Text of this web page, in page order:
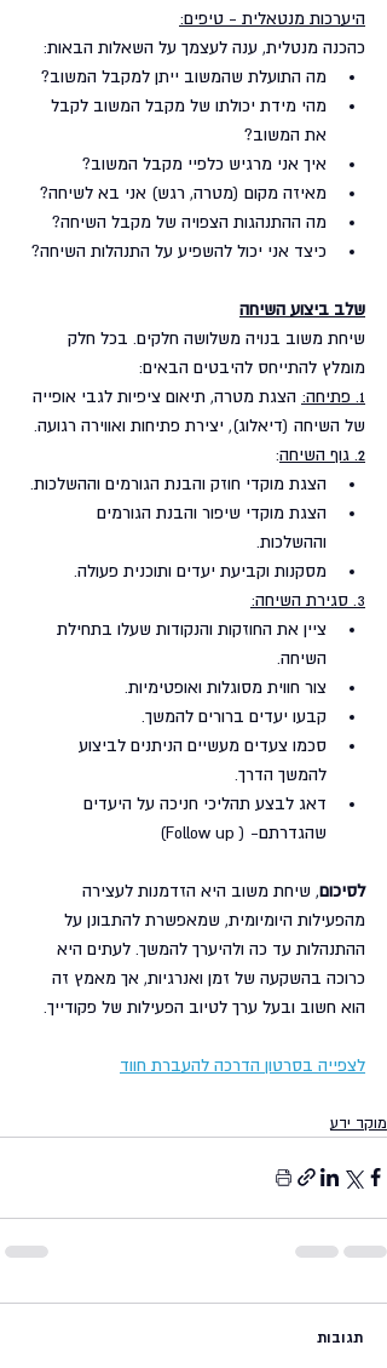
היערכות מנטאלית - טיפים:
כהכנה מנטלית, ענה לעצמך על השאלות הבאות:
מה התועלת שהמשוב ייתן למקבל המשוב?
מהי מידת יכולתו של מקבל המשוב לקבל
את המשוב?
איך אני מרגיש כלפיי מקבל המשוב?
מאיזה מקום (מטרה, רגש) אני בא לשיחה?
מה ההתנהגות הצפויה של מקבל השיחה?
כיצד אני יכול להשפיע על התנהלות השיחה?
שלב ביצוע השיחה
שיחת משוב בנויה משלושה חלקים. בכל חלק
מומלץ להתייחס להיבטים הבאים:
1. פתיחה:
הצגת מטרה, תיאום ציפיות לגבי אופייה
של השיחה (דיאלוג), יצירת פתיחות ואווירה רגועה.
2. גוף השיחה
:
הצגת מוקדי חוזק והבנת הגורמים וההשלכות.
הצגת מוקדי שיפור והבנת הגורמים
וההשלכות.
מסקנות וקביעת יעדים ותוכנית פעולה.
3. סגירת השיחה:
ציין את החוזקות והנקודות שעלו בתחילת
השיחה.
צור חווית מסוגלות ואופטימיות.
קבעו יעדים ברורים להמשך.
סכמו צעדים מעשיים הניתנים לביצוע
להמשך הדרך.
דאג לבצע תהליכי חניכה על היעדים
שהגדרתם- ( Follow up)
לסיכום, שיחת משוב היא הזדמנות לעצירה
מהפעילות היומיומית, שמאפשרת להתבונן על
ההתנהלות עד כה ולהיערך להמשך. לעתים היא
כרוכה בהשקעה של זמן ואנרגיות, אך מאמץ זה
הוא חשוב ובעל ערך לטיוב הפעילות של פקודייך.
לצפייה בסרטון הדרכה להעברת חווד
מוקד ידע
תגובות